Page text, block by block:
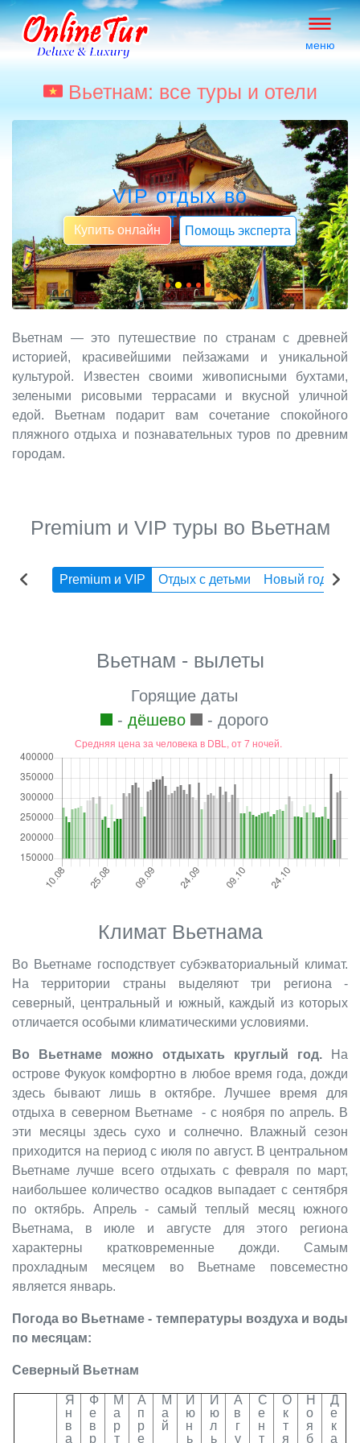
меню
Вьетнам: все туры и отели
VIP отдых во
Вьетнаме
Купить онлайн Помощь эксперта
Вьетнам — это путешествие по странам с древней
историей, красивейшими пейзажами и уникальной
культурой. Известен своими живописными бухтами,
зелеными рисовыми террасами и вкусной уличной
едой. Вьетнам подарит вам сочетание спокойного
пляжного отдыха и познавательных туров по древним
городам.
Premium и VIP туры во Вьетнам
Premium и VIP Отдых с детьми Новый год
Вьетнам - вылеты
Горящие даты
- дёшево - дорого
Климат Вьетнама
Во Вьетнаме господствует субэкваториальный климат.
На территории страны выделяют три региона -
северный, центральный и южный, каждый из которых
отличается особыми климатическими условиями.
Во Вьетнаме можно отдыхать круглый год.
На
острове Фукуок комфортно в любое время года, дожди
здесь бывают лишь в октябре. Лучшее время для
отдыха в северном Вьетнаме - с ноября по апрель. В
эти месяцы здесь сухо и солнечно. Влажный сезон
приходится на период с июля по август. В центральном
Вьетнаме лучше всего отдыхать с февраля по март,
наибольшее количество осадков выпадает с сентября
по октябрь. Апрель - самый теплый месяц южного
Вьетнама, в июле и августе для этого региона
характерны кратковременные дожди. Самым
прохладным месяцем во Вьетнаме повсеместно
является январь.
Погода во Вьетнаме - температуры воздуха и воды
по месяцам:
Северный Вьетнам
Я
н
в
а
Ф
е
в
р
М
а
р
т
А
п
р
е
М
а
й
И
ю
н
ь
И
ю
л
ь
А
в
г
у
С
е
н
т
О
к
т
я
Н
о
я
б
Д
е
к
а